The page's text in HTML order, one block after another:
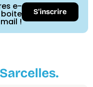
e-
mail !
S'inscrire